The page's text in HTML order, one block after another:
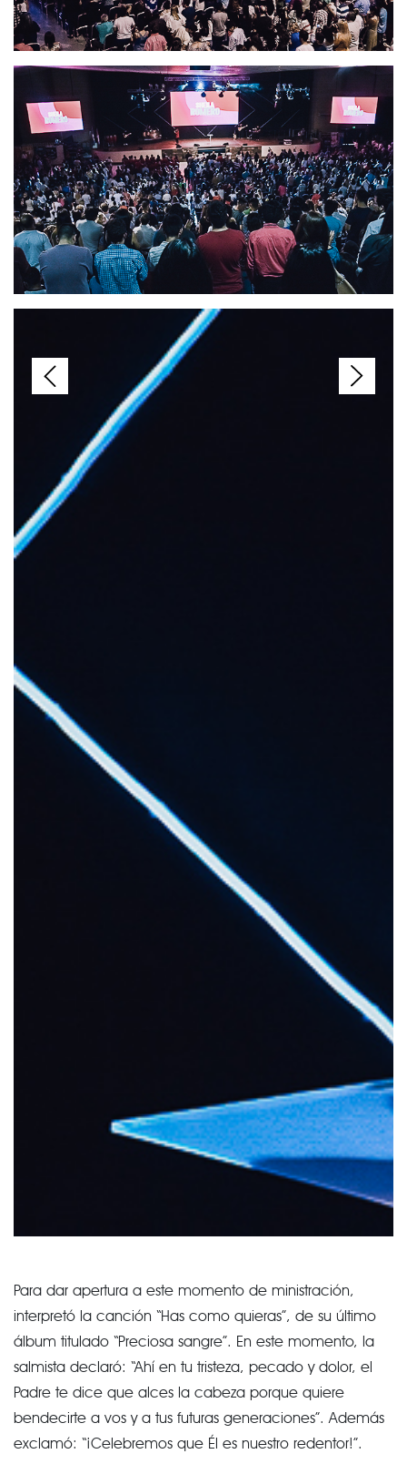
Para dar apertura a este momento de ministración,
interpretó la canción “Has como quieras”, de su último
álbum titulado “Preciosa sangre”. En este momento, la
salmista declaró: “Ahí en tu tristeza, pecado y dolor, el
Padre te dice que alces la cabeza porque quiere
bendecirte a vos y a tus futuras generaciones”. Además
exclamó: “¡Celebremos que Él es nuestro redentor!”.